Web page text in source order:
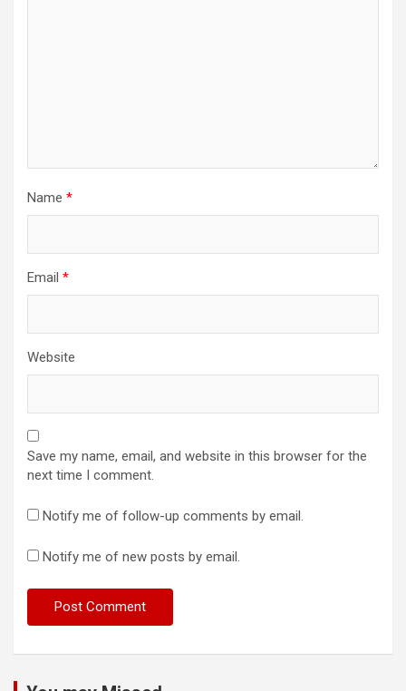
Name *
Email *
Website
Save my name, email, and website in this browser for the
next time I comment.
Notify me of follow-up comments by email.
Notify me of new posts by email.